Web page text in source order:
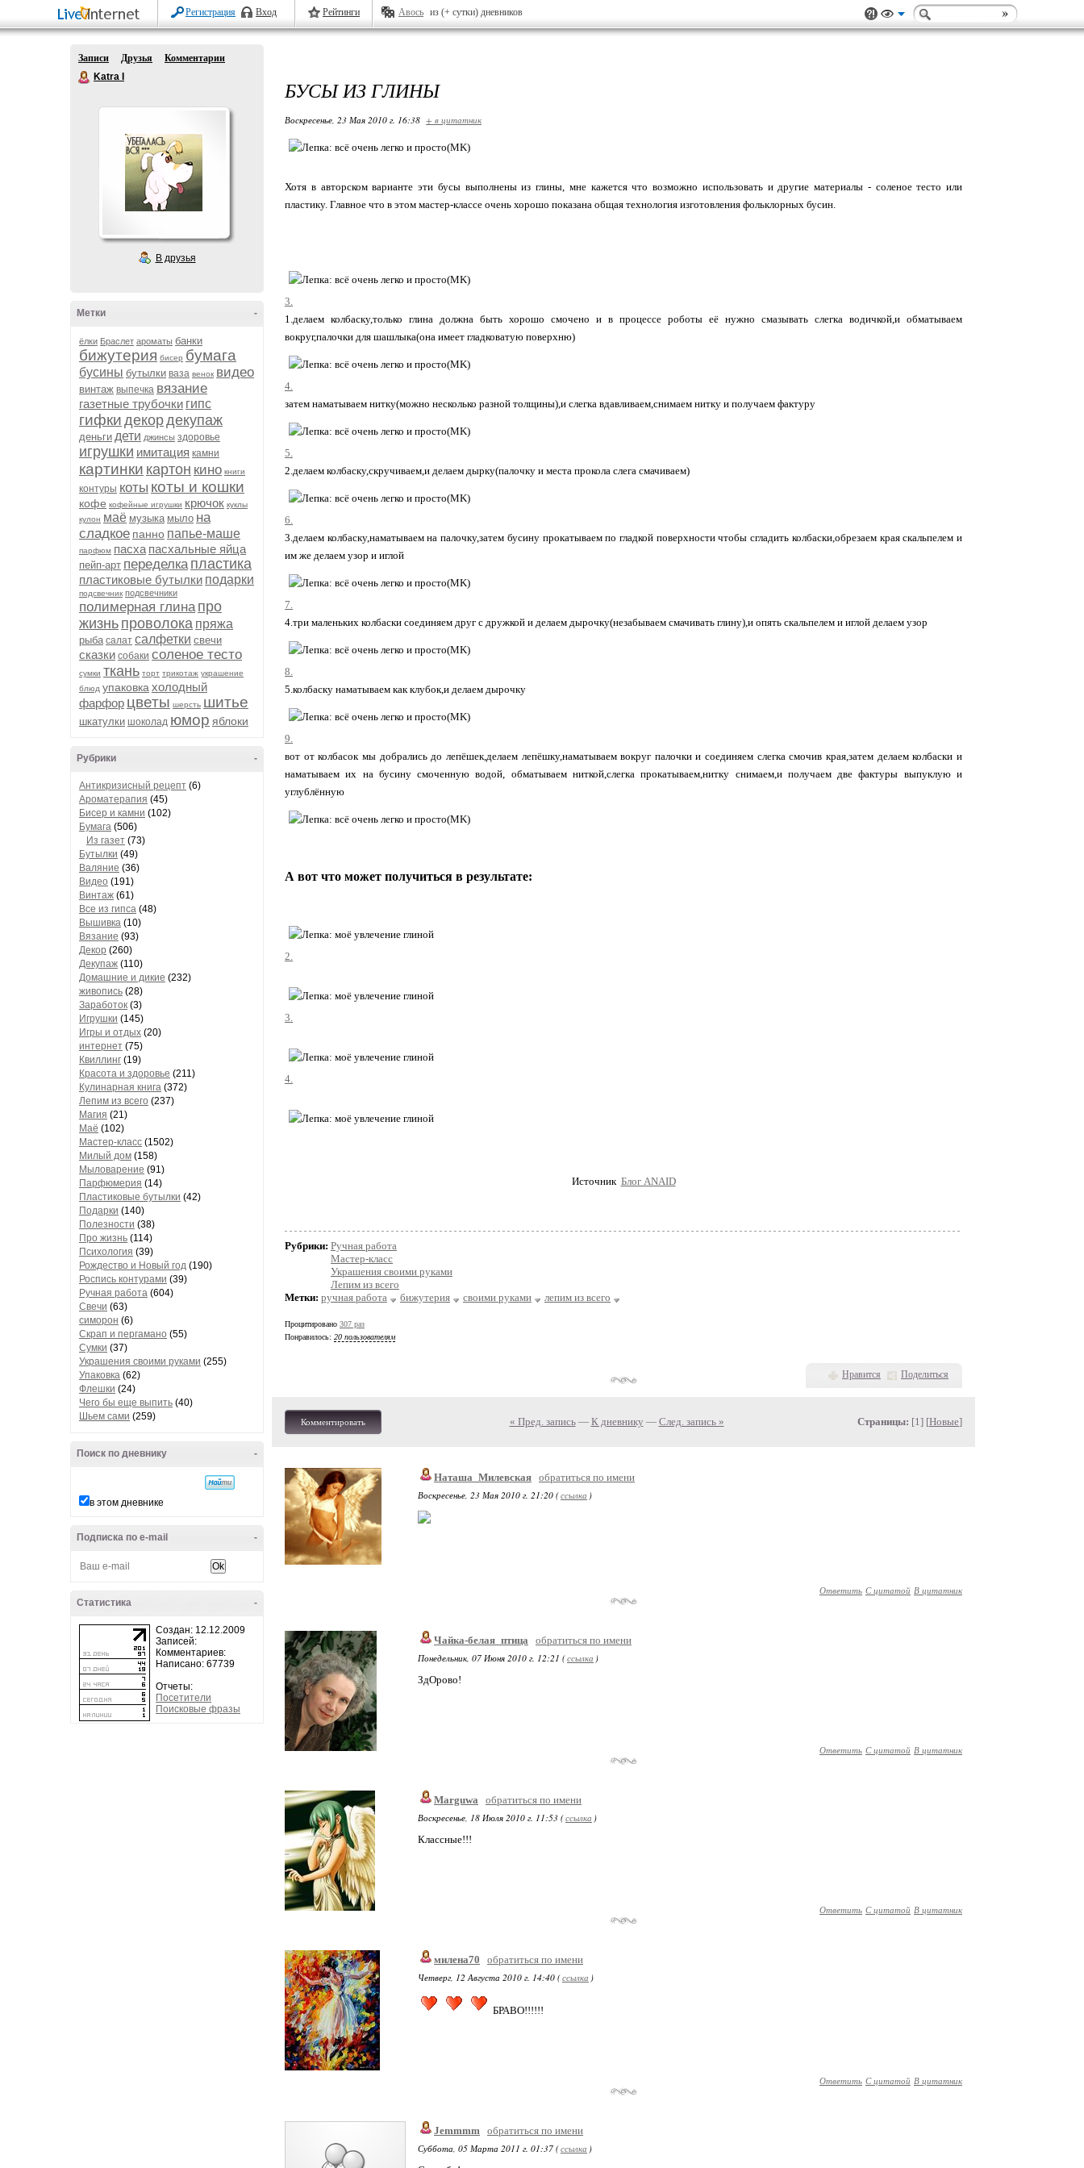
Регистрация Вход Рейтинги Авось из (+ сутки) дневников
Записи Друзья
Комментарии
Katra I
В друзья
-
Метки
ёлки Браслет ароматы банки
бижутерия бисер бумага
бусины бутылки ваза венок видео
винтаж выпечка вязание
газетные трубочки гипс
гифки декордекупаж
деньги дети джинсы здоровье
игрушки имитация камни
картинки картон кино книги
контуры коты коты и кошки
кофе кофейные игрушки крючок куклы
кулон маё музыка мыло на
сладкое панно папье-маше
парфюм пасха пасхальные яйца
пейп-арт переделка пластика
пластиковые бутылки подарки
подсвечник подсвечники
полимерная глина про
жизнь проволока пряжа
рыба салат салфетки свечи
сказки собаки соленое тесто
сумки ткань торт трикотаж украшение
блюд упаковка холодный
фарфор цветы шерсть шитье
шкатулки шоколад юмор яблоки
-
Рубрики
Антикризисный рецепт (6)
Ароматерапия (45)
Бисер и камни (102)
Бумага (506)
Из газет (73)
Бутылки (49)
Валяние (36)
Видео (191)
Винтаж (61)
Все из гипса (48)
Вышивка (10)
Вязание (93)
Декор (260)
Декупаж (110)
Домашние и дикие (232)
живопись (28)
Заработок (3)
Игрушки (145)
Игры и отдых (20)
интернет (75)
Квиллинг (19)
Красота и здоровье (211)
Кулинарная книга (372)
Лепим из всего (237)
Магия (21)
Маё (102)
Мастер-класс (1502)
Милый дом (158)
Мыловарение (91)
Парфюмерия (14)
Пластиковые бутылки (42)
Подарки (140)
Полезности (38)
Про жизнь (114)
Психология (39)
Рождество и Новый год (190)
Роспись контурами (39)
Ручная работа (604)
Свечи (63)
симорон (6)
Скрап и пергамано (55)
Сумки (37)
Украшения своими руками (255)
Упаковка (62)
Флешки (24)
Чего бы еще выпить (40)
Шьем сами (259)
-
Поиск по дневнику
в этом дневнике
-
Подписка по e-mail
-
Статистика
Создан: 12.12.2009
Записей:
Комментариев:
Написано: 67739
Отчеты:
Посетители
Поисковые фразы
БУСЫ ИЗ ГЛИНЫ
Воскресенье, 23 Мая 2010 г. 16:38 + в цитатник
Хотя в авторском варианте эти бусы выполнены из глины, мне кажется что возможно использовать и другие материалы - соленое тесто или
пластику. Главное что в этом мастер-классе очень хорошо показана общая технология изготовления фольклорных бусин.
3.
1.делаем колбаску,только глина должна быть хорошо смочено и в процессе роботы её нужно смазывать слегка водичкой,и обматываем
вокруг,палочки для шашлыка(она имеет гладковатую поверхню)
4.
затем наматываем нитку(можно несколько разной толщины),и слегка вдавливаем,снимаем нитку и получаем фактуру
5.
2.делаем колбаску,скручиваем,и делаем дырку(палочку и места прокола слега смачиваем)
6.
3.делаем колбаску,наматываем на палочку,затем бусину прокатываем по гладкой поверхности чтобы сгладить колбаски,обрезаем края скальпелем и
им же делаем узор и иглой
7.
4.три маленьких колбаски соединяем друг с дружкой и делаем дырочку(незабываем смачивать глину),и опять скальпелем и иглой делаем узор
8.
5.колбаску наматываем как клубок,и делаем дырочку
9.
вот от колбасок мы добрались до лепёшек,делаем лепёшку,наматываем вокруг палочки и соединяем слегка смочив края,затем делаем колбаски и
наматываем их на бусину смоченную водой, обматываем ниткой,слегка прокатываем,нитку снимаем,и получаем две фактуры выпуклую и
углублённую
А вот что может получиться в результате:
2.
3.
4.
Источник Блог ANAID
Рубрики: Ручная работа
Мастер-класс
Украшения своими руками
Лепим из всего
Метки: ручная работа бижутерия своими руками лепим из всего
Процитировано 307 раз
Понравилось: 20 пользователям
Нравится Поделиться
Комментировать « Пред. запись— К дневнику — След. запись » Страницы: [1] [Новые]
Наташа_Милевская обратиться по имени
Воскресенье, 23 Мая 2010 г. 21:20 (ссылка )
Ответить С цитатой В цитатник
Чайка-белая_птица
обратиться по имени
Понедельник, 07 Июня 2010 г. 12:21 (ссылка )
ЗдОрово!
Ответить С цитатой В цитатник
Marguwa
обратиться по имени
Воскресенье, 18 Июля 2010 г. 11:53 (ссылка )
Классные!!!
Ответить С цитатой В цитатник
милена70
обратиться по имени
Четверг, 12 Августа 2010 г. 14:40 (ссылка )
БРАВО!!!!!!
Ответить С цитатой В цитатник
Jemmmm обратиться по имени
Суббота, 05 Марта 2011 г. 01:37 (ссылка )